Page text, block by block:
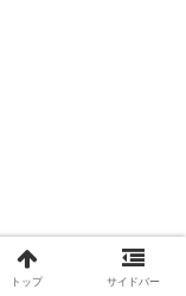
トップ サイドバー